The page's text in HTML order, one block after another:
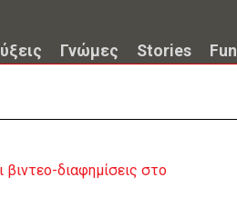
Γνώμες Stories Fun